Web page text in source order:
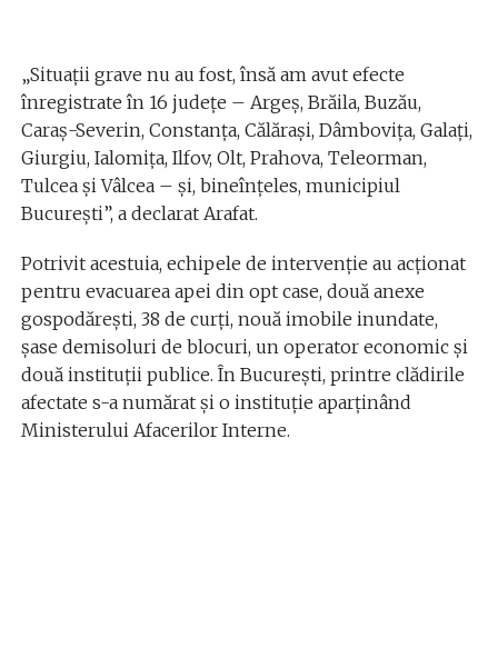
„Situații grave nu au fost, însă am avut efecte
înregistrate în 16 județe – Argeș, Brăila, Buzău,
Caraș-Severin, Constanța, Călărași, Dâmbovița, Galați,
Giurgiu, Ialomița, Ilfov, Olt, Prahova, Teleorman,
Tulcea și Vâlcea – și, bineînțeles, municipiul
București”, a declarat Arafat.
Potrivit acestuia, echipele de intervenție au acționat
pentru evacuarea apei din opt case, două anexe
gospodărești, 38 de curți, nouă imobile inundate,
șase demisoluri de blocuri, un operator economic și
două instituții publice. În București, printre clădirile
afectate s-a numărat și o instituție aparținând
Ministerului Afacerilor Interne.